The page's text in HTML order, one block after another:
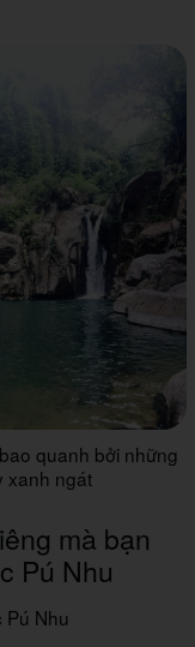
quanh bởi những
xanh ngát
mà bạn
Pú Nhu
Nhu